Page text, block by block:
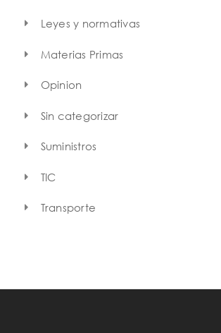
Leyes y normativas
Materias Primas
Opinion
Sin categorizar
Suministros
TIC
Transporte